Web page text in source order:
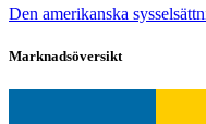
Den amerikanska
Marknadsöversikt